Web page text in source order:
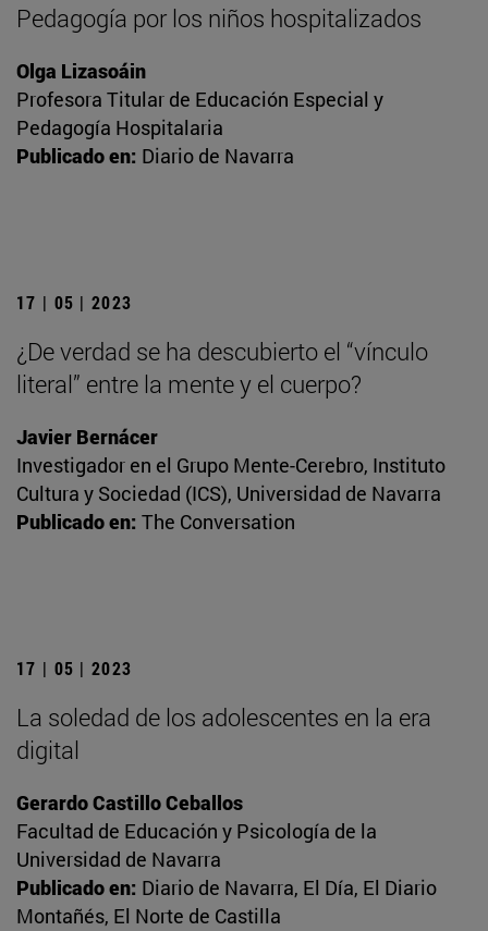
Pedagogía por los niños hospitalizados
Olga Lizasoáin
Profesora Titular de Educación Especial y
Pedagogía Hospitalaria
Publicado en: Diario de Navarra
17 | 05 | 2023
¿De verdad se ha descubierto el “vínculo
literal” entre la mente y el cuerpo?
Javier Bernácer
Investigador en el Grupo Mente-Cerebro, Instituto
Cultura y Sociedad (ICS), Universidad de Navarra
Publicado en: The Conversation
17 | 05 | 2023
La soledad de los adolescentes en la era
digital
Gerardo Castillo Ceballos
Facultad de Educación y Psicología de la
Universidad de Navarra
Publicado en: Diario de Navarra, El Día, El Diario
Montañés, El Norte de Castilla